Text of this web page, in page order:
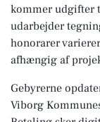
kommer udgifter
udarbejder
honorarer
afhængig af
Gebyrerne
Viborg